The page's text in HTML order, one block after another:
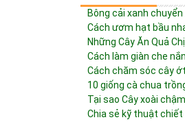
Bông cải xanh
Cách ươm hạt bầu
Những Cây Ăn Quả
Cách làm giàn che
Cách chăm sóc cây
10 giống cà chua
Tại sao Cây xoài
Chia sẻ kỹ thuật chiết